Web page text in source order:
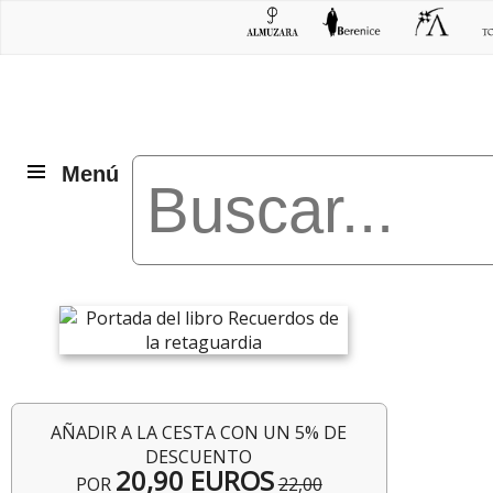
Menú
AÑADIR A LA CESTA CON UN 5% DE
DESCUENTO
POR 20,90 EUROS22,00